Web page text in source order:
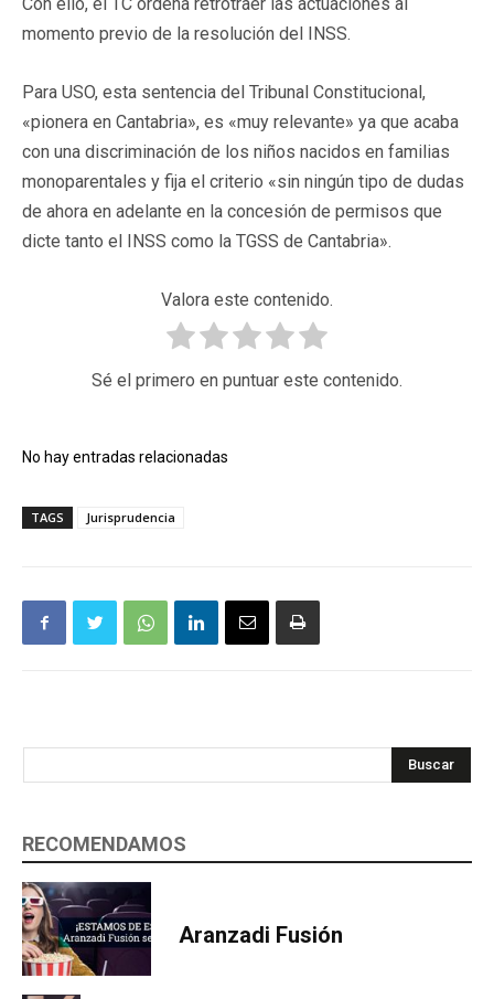
momento previo de la resolución del INSS.
Para USO, esta sentencia del Tribunal Constitucional,
«pionera en Cantabria», es «muy relevante» ya que acaba
con una discriminación de los niños nacidos en familias
monoparentales y fija el criterio «sin ningún tipo de dudas
de ahora en adelante en la concesión de permisos que
dicte tanto el INSS como la TGSS de Cantabria».
Valora este contenido.
Sé el primero en puntuar este contenido.
No hay entradas relacionadas
TAGS Jurisprudencia
Buscar
RECOMENDAMOS
Aranzadi Fusión